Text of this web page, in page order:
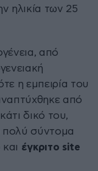
ηλικία των 25
από
η εμπειρία του
από
δικό του,
πολύ σύντομα
και έγκριτο site